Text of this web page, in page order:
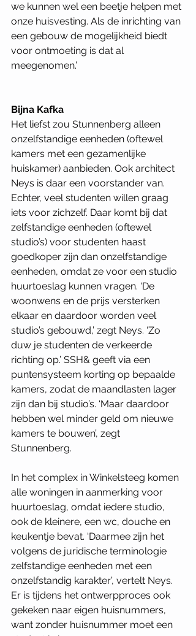
we kunnen wel een beetje helpen met
onze huisvesting. Als de inrichting van
een gebouw de mogelijkheid biedt
voor ontmoeting is dat al
meegenomen.’
Bijna Kafka
Het liefst zou Stunnenberg alleen
onzelfstandige eenheden (oftewel
kamers met een gezamenlijke
huiskamer) aanbieden. Ook architect
Neys is daar een voorstander van.
Echter, veel studenten willen graag
iets voor zichzelf. Daar komt bij dat
zelfstandige eenheden (oftewel
studio’s) voor studenten haast
goedkoper zijn dan onzelfstandige
eenheden, omdat ze voor een studio
huurtoeslag kunnen vragen. ‘De
woonwens en de prijs versterken
elkaar en daardoor worden veel
studio’s gebouwd,’ zegt Neys. ‘Zo
duw je studenten de verkeerde
richting op.’ SSH& geeft via een
puntensysteem korting op bepaalde
kamers, zodat de maandlasten lager
zijn dan bij studio’s. ‘Maar daardoor
hebben wel minder geld om nieuwe
kamers te bouwen’, zegt
Stunnenberg.
In het complex in Winkelsteeg komen
alle woningen in aanmerking voor
huurtoeslag, omdat iedere studio,
ook de kleinere, een wc, douche en
keukentje bevat. ‘Daarmee zijn het
volgens de juridische terminologie
zelfstandige eenheden met een
onzelfstandig karakter’, vertelt Neys.
Er is tijdens het ontwerpproces ook
gekeken naar eigen huisnummers,
want zonder huisnummer moet een